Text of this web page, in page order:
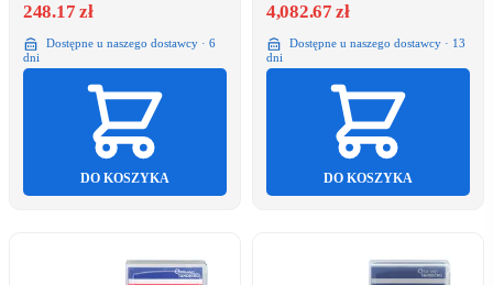
248.17 zł
Dostępne u naszego dostawcy · 6
dni
DO KOSZYKA
4,082.67 zł
Dostępne u naszego dostawcy · 13
dni
DO KOSZYKA